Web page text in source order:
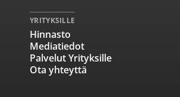
YRITYKSILLE
Hinnasto
Mediatiedot
Palvelut Yrityksille
Ota yhteyttä